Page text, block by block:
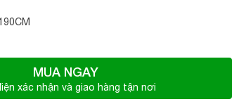
MUA NGAY
xác nhận và giao hàng tận nơi